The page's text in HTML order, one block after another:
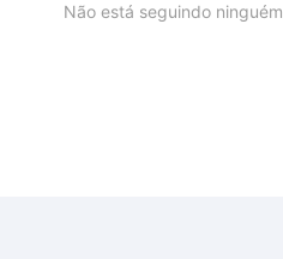
Não está seguindo ninguém